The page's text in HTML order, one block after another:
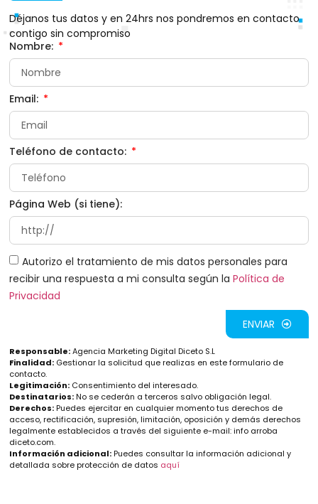
Déjanos tus datos y en 24hrs nos pondremos en contacto
contigo sin compromiso
Nombre:
Email:
Teléfono de contacto:
Página Web (si tiene):
Autorizo el tratamiento de mis datos personales para
recibir una respuesta a mi consulta según laPolítica de
Privacidad
ENVIAR
Responsable:Agencia Marketing Digital Diceto S.L
Finalidad: Gestionar la solicitud que realizas en este formulario de
contacto.
Legitimación: Consentimiento del interesado.
Destinatarios: No se cederán a terceros salvo obligación legal.
Derechos: Puedes ejercitar en cualquier momento tus derechos de
acceso, rectificación, supresión, limitación, oposición y demás derechos
legalmente establecidos a través del siguiente e-mail: info arroba
diceto.com.
Información adicional: Puedes consultar la información adicional y
detallada sobre protección de datos aquí